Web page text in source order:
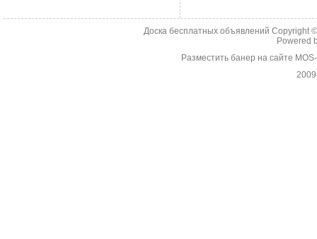
Доска бесплатных объявлений Copyright
Powered
Разместить банер на сайте